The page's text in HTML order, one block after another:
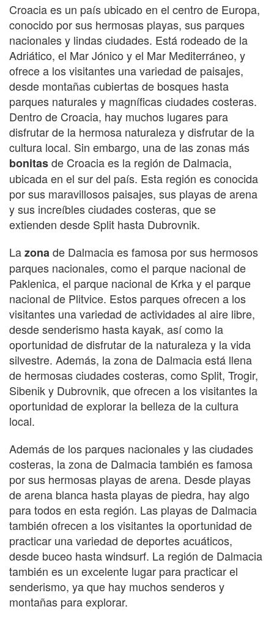
Croacia es un país ubicado en el centro de Europa,
conocido por sus hermosas playas, sus parques
nacionales y lindas ciudades. Está rodeado de la
Adriático, el Mar Jónico y el Mar Mediterráneo, y
ofrece a los visitantes una variedad de paisajes,
desde montañas cubiertas de bosques hasta
parques naturales y magníficas ciudades costeras.
Dentro de Croacia, hay muchos lugares para
disfrutar de la hermosa naturaleza y disfrutar de la
cultura local. Sin embargo, una de las zonas más
bonitasde Croacia es la región de Dalmacia,
ubicada en el sur del país. Esta región es conocida
por sus maravillosos paisajes, sus playas de arena
y sus increíbles ciudades costeras, que se
extienden desde Split hasta Dubrovnik.
Lazonade Dalmacia es famosa por sus hermosos
parques nacionales, como el parque nacional de
Paklenica, el parque nacional de Krka y el parque
nacional de Plitvice. Estos parques ofrecen a los
visitantes una variedad de actividades al aire libre,
desde senderismo hasta kayak, así como la
oportunidad de disfrutar de la naturaleza y la vida
silvestre. Además, la zona de Dalmacia está llena
de hermosas ciudades costeras, como Split, Trogir,
Sibenik y Dubrovnik, que ofrecen a los visitantes la
oportunidad de explorar la belleza de la cultura
local.
Además de los parques nacionales y las ciudades
costeras, la zona de Dalmacia también es famosa
por sus hermosas playas de arena. Desde playas
de arena blanca hasta playas de piedra, hay algo
para todos en esta región. Las playas de Dalmacia
también ofrecen a los visitantes la oportunidad de
practicar una variedad de deportes acuáticos,
desde buceo hasta windsurf. La región de Dalmacia
también es un excelente lugar para practicar el
senderismo, ya que hay muchos senderos y
montañas para explorar.